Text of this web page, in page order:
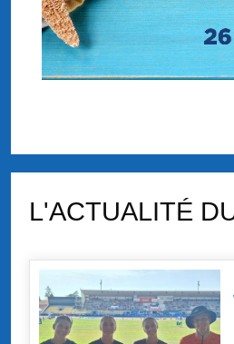
L'ACTUALITÉ